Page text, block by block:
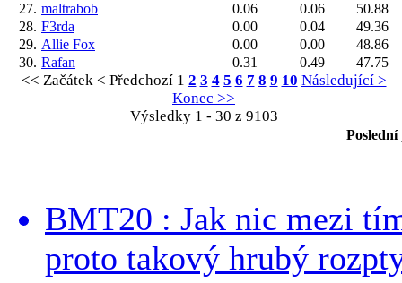
27. maltrabob 0.06 0.06
50.88
28. F3rda 0.00 0.04
49.36
29. Allie Fox 0.00 0.00
48.86
30. Rafan 0.31 0.49 47.75
<< Začátek < Předchozí 1 2 3 4 5 6 7 8 9 10 Následující >
Konec >>
Výsledky 1 - 30 z 9103
BMT20 : Jak nic mezi
proto takový hrubý